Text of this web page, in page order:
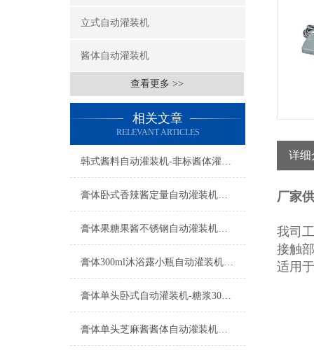
立式自动灌装机
酱体自动灌装机
查看更多 >>
相关文章
RELEVANT ARTICLES
韩式酱料自动灌装机-非标酱体灌装设备工厂生产
膏体卧式香辣酱定量自动灌装机设备
膏体果糖果酱不锈钢自动灌装机设备
膏体300ml沐浴露小瓶自动灌装机功能参数
膏体单头卧式自动灌装机-糖浆300ml瓶装机设备
膏体单头芝麻酱酱体自动灌装机产品型号
详细
厂家
我司
接触
适用